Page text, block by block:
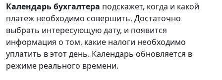
Календарьбухгалтера подскажет, когда и какой
платеж необходимо совершить. Достаточно
выбрать интересующую дату, и появится
информация о том, какие налоги необходимо
уплатить в этот день. Календарь обновляется в
режиме реального времени.